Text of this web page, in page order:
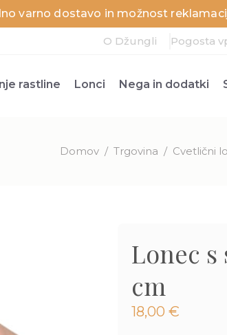
varno dostavo in možnost
O Džungli Pogosta
rastline Lonci Nega in dodatki
Domov / Trgovina / Cvetlični
Lonec s
cm
18,00 €